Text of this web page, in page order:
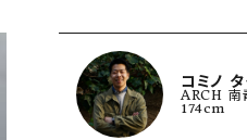
N
ファッション雑貨
コミノ
ARCH 南
174cm